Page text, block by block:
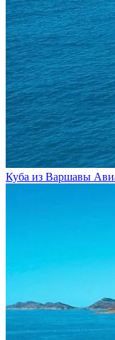
Куба из Варшавы